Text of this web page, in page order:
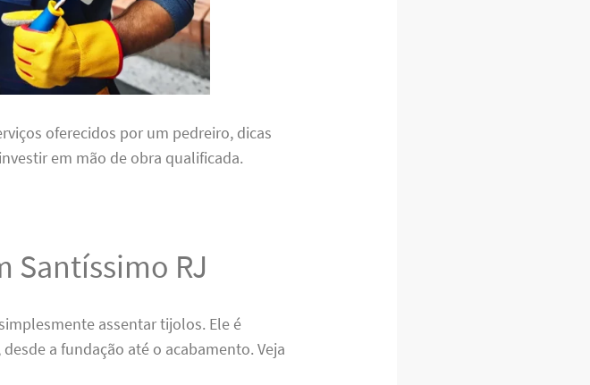
oferecidos por um pedreiro, dicas
em mão de obra qualificada.
Santíssimo RJ
assentar tijolos. Ele é
a fundação até o acabamento. Veja